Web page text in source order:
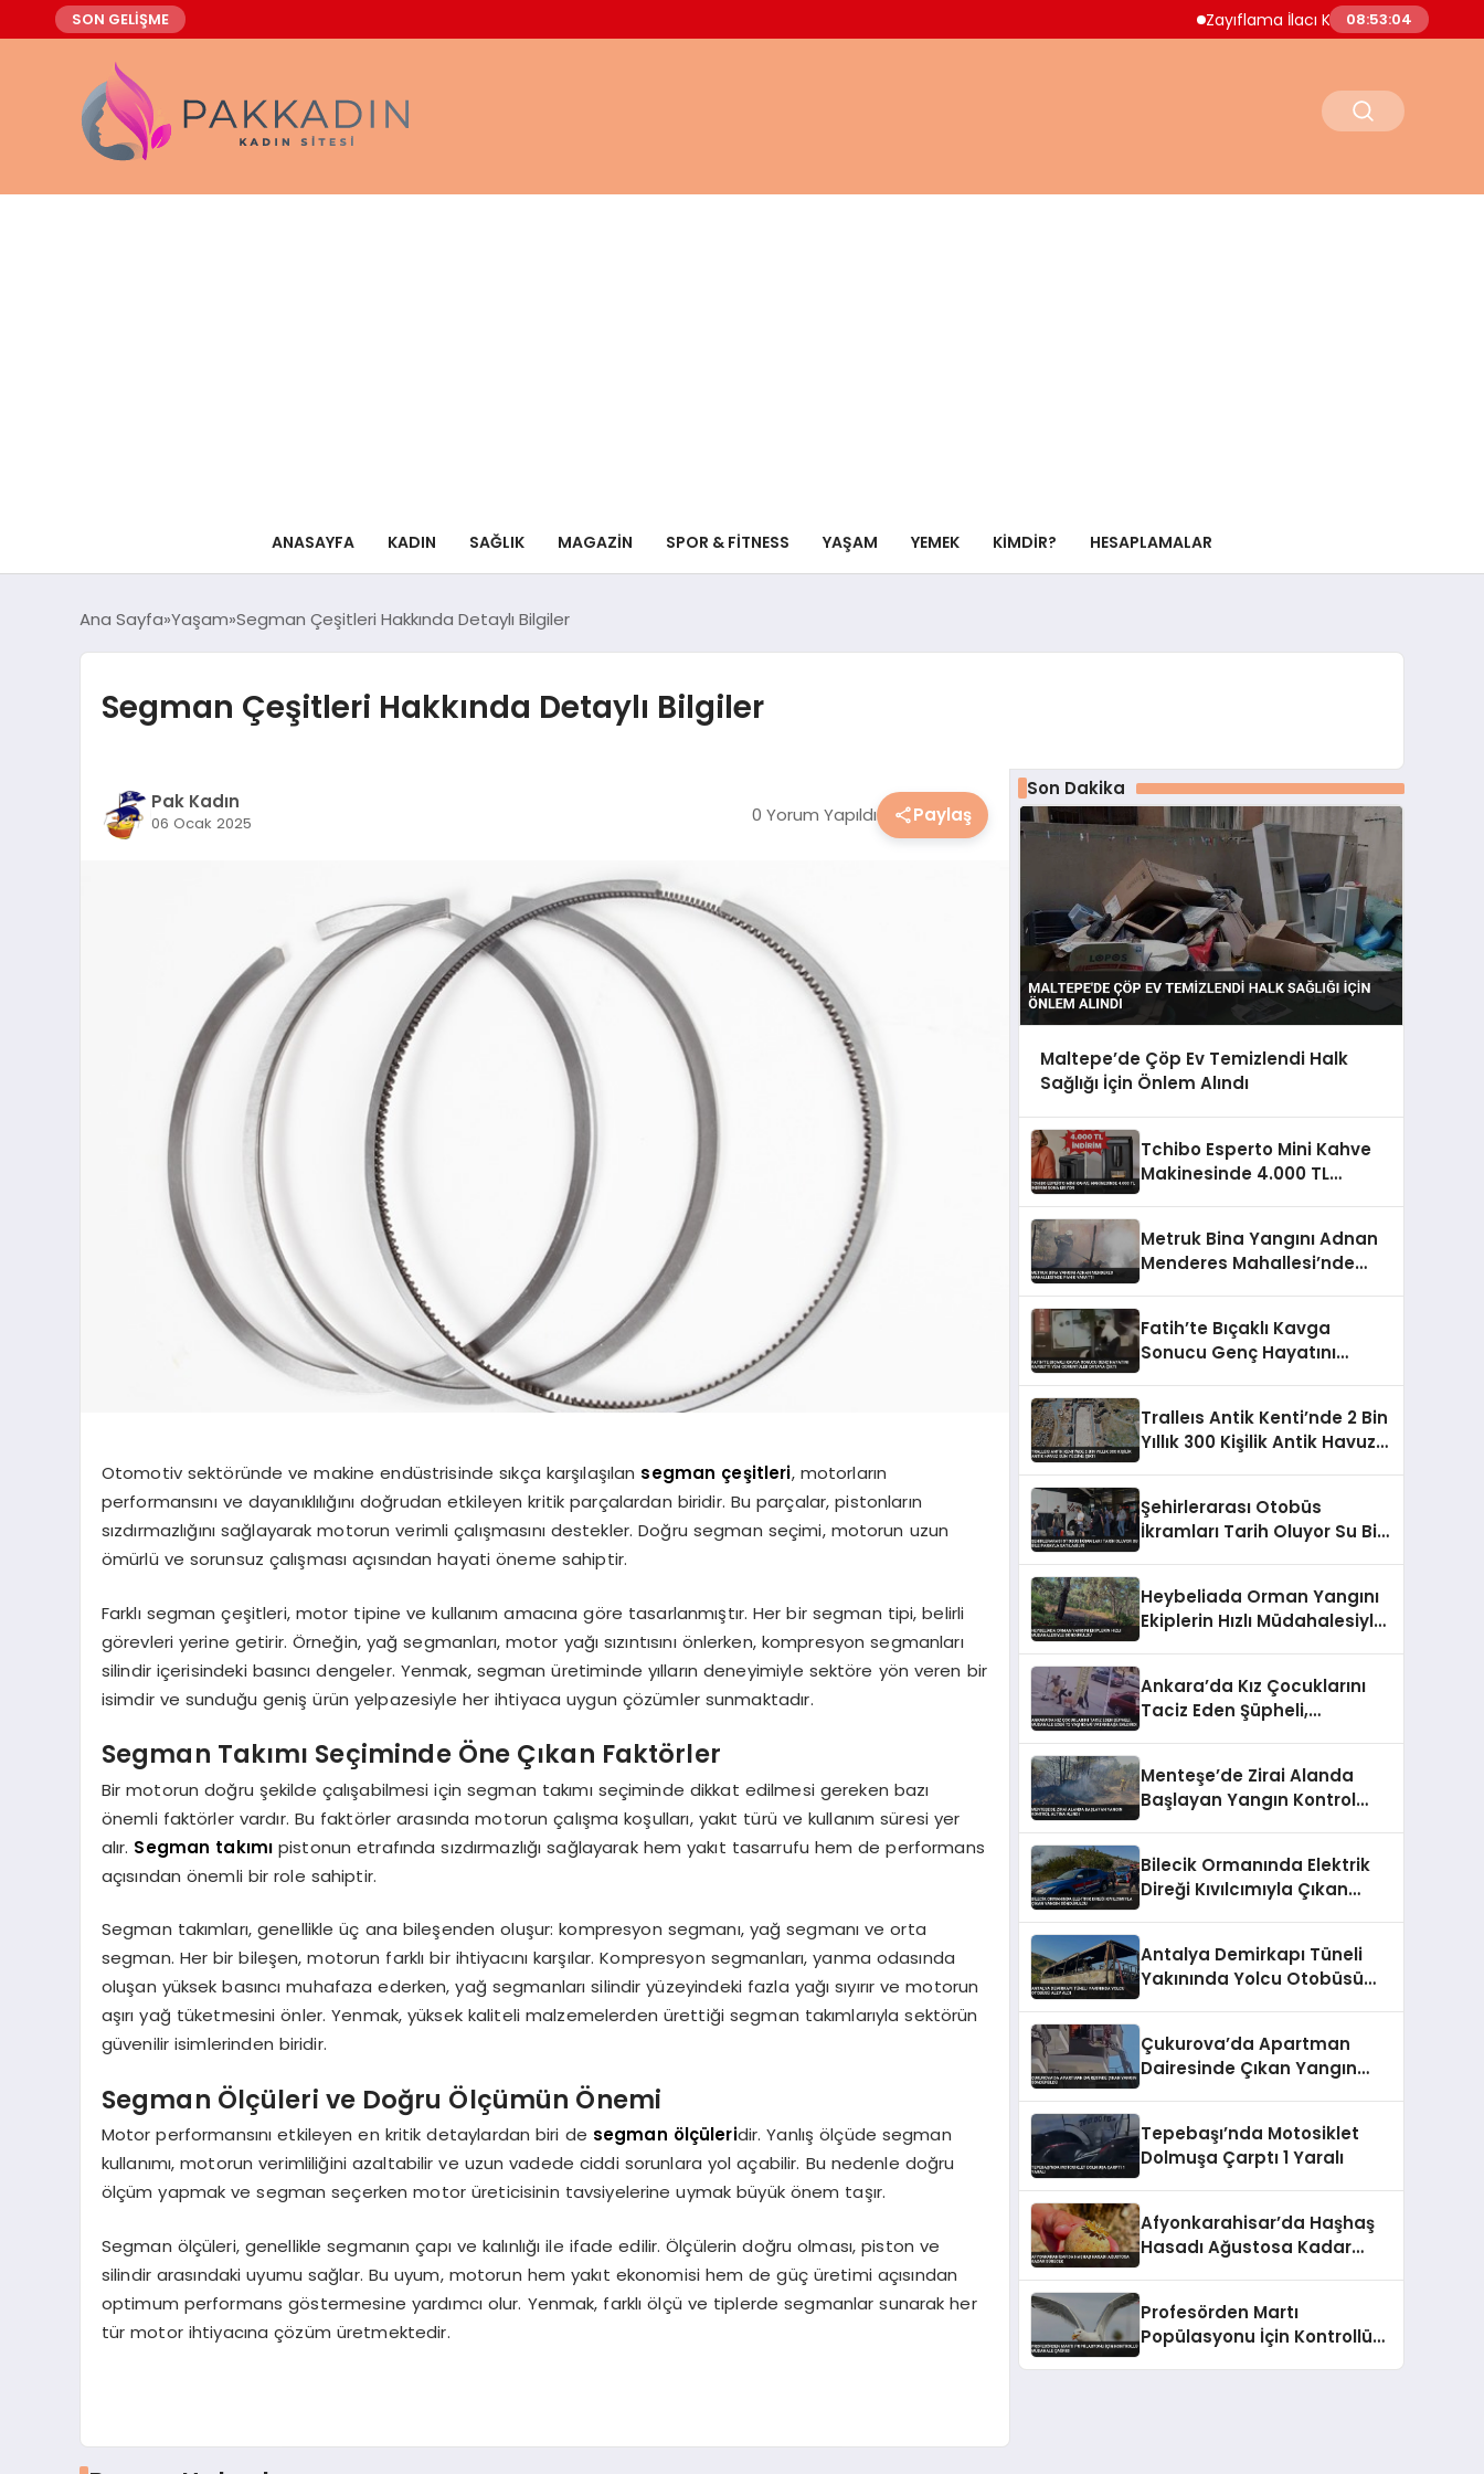
SON GELİŞME Zayıflama İlacı Kullanan Kadın Hayatını
08:53:05
ANASAYFA KADIN SAĞLIK MAGAZIN SPOR & FITNESS YAŞAM YEMEK KIMDIR? HESAPLAMALAR
Ana Sayfa Yaşam Segman Çeşitleri Hakkında Detaylı Bilgiler
Segman Çeşitleri Hakkında Detaylı Bilgiler
Pak Kadın
06 Ocak 2025 0 Yorum Yapıldı Paylaş
Otomotiv sektöründe ve makine endüstrisinde sıkça karşılaşılan segman çeşitleri, motorların
performansını ve dayanıklılığını doğrudan etkileyen kritik parçalardan biridir. Bu parçalar, pistonların
sızdırmazlığını sağlayarak motorun verimli çalışmasını destekler. Doğru segman seçimi, motorun uzun
ömürlü ve sorunsuz çalışması açısından hayati öneme sahiptir.
Farklı segman çeşitleri, motor tipine ve kullanım amacına göre tasarlanmıştır. Her bir segman tipi, belirli
görevleri yerine getirir. Örneğin, yağ segmanları, motor yağı sızıntısını önlerken, kompresyon segmanları
silindir içerisindeki basıncı dengeler. Yenmak, segman üretiminde yılların deneyimiyle sektöre yön veren bir
isimdir ve sunduğu geniş ürün yelpazesiyle her ihtiyaca uygun çözümler sunmaktadır.
Segman Takımı Seçiminde Öne Çıkan Faktörler
Bir motorun doğru şekilde çalışabilmesi için segman takımı seçiminde dikkat edilmesi gereken bazı
önemli faktörler vardır. Bu faktörler arasında motorun çalışma koşulları, yakıt türü ve kullanım süresi yer
alır. Segman takımı pistonun etrafında sızdırmazlığı sağlayarak hem yakıt tasarrufu hem de performans
açısından önemli bir role sahiptir.
Segman takımları, genellikle üç ana bileşenden oluşur: kompresyon segmanı, yağ segmanı ve orta
segman. Her bir bileşen, motorun farklı bir ihtiyacını karşılar. Kompresyon segmanları, yanma odasında
oluşan yüksek basıncı muhafaza ederken, yağ segmanları silindir yüzeyindeki fazla yağı sıyırır ve motorun
aşırı yağ tüketmesini önler. Yenmak, yüksek kaliteli malzemelerden ürettiği segman takımlarıyla sektörün
güvenilir isimlerinden biridir.
Segman Ölçüleri ve Doğru Ölçümün Önemi
Motor performansını etkileyen en kritik detaylardan biri de segman ölçüleridir. Yanlış ölçüde segman
kullanımı, motorun verimliliğini azaltabilir ve uzun vadede ciddi sorunlara yol açabilir. Bu nedenle doğru
ölçüm yapmak ve segman seçerken motor üreticisinin tavsiyelerine uymak büyük önem taşır.
Segman ölçüleri, genellikle segmanın çapı ve kalınlığı ile ifade edilir. Ölçülerin doğru olması, piston ve
silindir arasındaki uyumu sağlar. Bu uyum, motorun hem yakıt ekonomisi hem de güç üretimi açısından
optimum performans göstermesine yardımcı olur. Yenmak, farklı ölçü ve tiplerde segmanlar sunarak her
tür motor ihtiyacına çözüm üretmektedir.
Son Dakika
Maltepe’de Çöp Ev Temizlendi Halk
Sağlığı İçin Önlem Alındı
Tchibo Esperto Mini Kahve
Makinesinde 4.000 TL
Metruk Bina Yangını Adnan
Menderes Mahallesi’nde
Fatih’te Bıçaklı Kavga
Sonucu Genç Hayatını
Tralleıs Antik Kenti’nde 2 Bin
Yıllık 300 Kişilik Antik Havuz
Şehirlerarası Otobüs
İkramları Tarih Oluyor Su Bile
Heybeliada Orman Yangını
Ekiplerin Hızlı Müdahalesiyle
Ankara’da Kız Çocuklarını
Taciz Eden Şüpheli,
Menteşe’de Zirai Alanda
Başlayan Yangın Kontrol
Bilecik Ormanında Elektrik
Direği Kıvılcımıyla Çıkan
Antalya Demirkapı Tüneli
Yakınında Yolcu Otobüsü
Çukurova’da Apartman
Dairesinde Çıkan Yangın
Tepebaşı’nda Motosiklet
Dolmuşa Çarptı 1 Yaralı
Afyonkarahisar’da Haşhaş
Hasadı Ağustosa Kadar
Profesörden Martı
Popülasyonu İçin Kontrollü